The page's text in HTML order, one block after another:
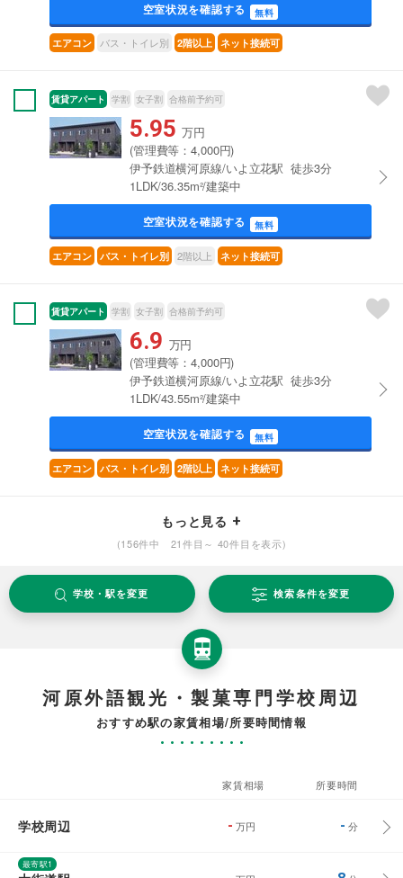
空室状況を確認する 無料
エアコン バス・トイレ別 2階以上 ネット接続可
賃貸アパート 学割 女子割 合格前予約可
5.95 万円
(管理費等：4,000円)
伊予鉄道横河原線/いよ立花駅 徒歩3分
1LDK/36.35m²/建築中
空室状況を確認する 無料
エアコン バス・トイレ別 2階以上 ネット接続可
賃貸アパート 学割 女子割 合格前予約可
6.9 万円
(管理費等：4,000円)
伊予鉄道横河原線/いよ立花駅 徒歩3分
1LDK/43.55m²/建築中
空室状況を確認する 無料
エアコン バス・トイレ別 2階以上 ネット接続可
もっと見る
(156件中 21件目～ 40件目を表示)
学校・駅を変更 検索条件を変更
河原外語観光・製菓専門学校周辺
おすすめ駅の家賃相場/所要時間情報
家賃相場 所要時間
学校周辺 - 万円 - 分
最寄駅1